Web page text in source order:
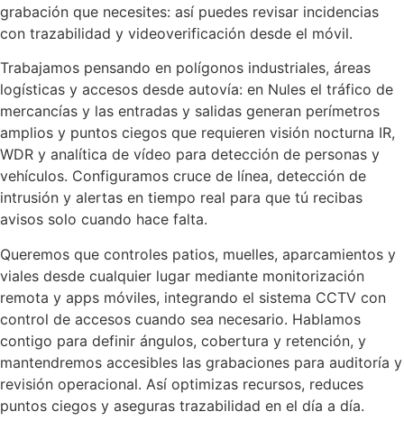
grabación que necesites: así puedes revisar incidencias
con trazabilidad y videoverificación desde el móvil.
Trabajamos pensando en polígonos industriales, áreas
logísticas y accesos desde autovía: en Nules el tráfico de
mercancías y las entradas y salidas generan perímetros
amplios y puntos ciegos que requieren visión nocturna IR,
WDR y analítica de vídeo para detección de personas y
vehículos. Configuramos cruce de línea, detección de
intrusión y alertas en tiempo real para que tú recibas
avisos solo cuando hace falta.
Queremos que controles patios, muelles, aparcamientos y
viales desde cualquier lugar mediante monitorización
remota y apps móviles, integrando el sistema CCTV con
control de accesos cuando sea necesario. Hablamos
contigo para definir ángulos, cobertura y retención, y
mantendremos accesibles las grabaciones para auditoría y
revisión operacional. Así optimizas recursos, reduces
puntos ciegos y aseguras trazabilidad en el día a día.